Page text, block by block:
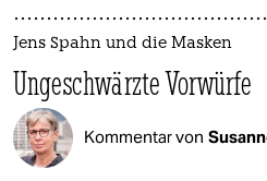
Jens Spahn und die Masken
Ungeschwärzte Vorwürfe
Kommentar von